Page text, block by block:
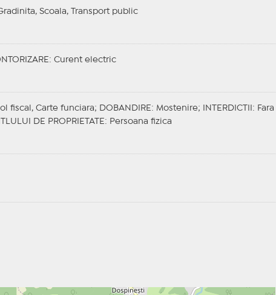
Scoala, Transport public
: Curent electric
fiscal, Carte funciara; DOBANDIRE : Mostenire; INTERDICTII
: Fara
DE PROPRIETATE : Persoana fizica